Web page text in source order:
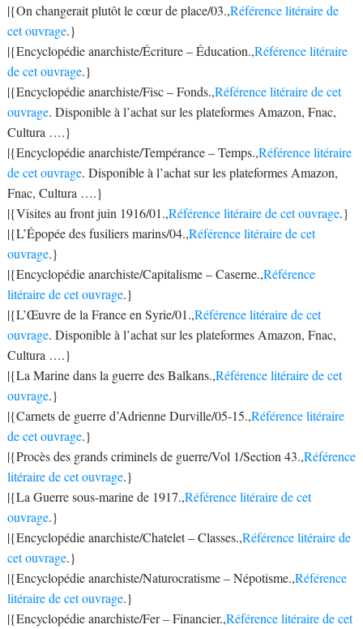
|{On changerait plutôt le cœur de place/03.,Référence litéraire de
cet ouvrage.}
|{Encyclopédie anarchiste/Écriture – Éducation.,Référence litéraire
de cet ouvrage.}
|{Encyclopédie anarchiste/Fisc – Fonds.,Référence litéraire de cet
ouvrage. Disponible à l’achat sur les plateformes Amazon, Fnac,
Cultura ….}
|{Encyclopédie anarchiste/Tempérance – Temps.,Référence litéraire
de cet ouvrage. Disponible à l’achat sur les plateformes Amazon,
Fnac, Cultura ….}
|{Visites au front juin 1916/01.,Référence litéraire de cet ouvrage.}
|{L’Épopée des fusiliers marins/04.,Référence litéraire de cet
ouvrage.}
|{Encyclopédie anarchiste/Capitalisme – Caserne.,Référence
litéraire de cet ouvrage.}
|{L’Œuvre de la France en Syrie/01.,Référence litéraire de cet
ouvrage. Disponible à l’achat sur les plateformes Amazon, Fnac,
Cultura ….}
|{La Marine dans la guerre des Balkans.,Référence litéraire de cet
ouvrage.}
|{Carnets de guerre d’Adrienne Durville/05-15.,Référence litéraire
de cet ouvrage.}
|{Procès des grands criminels de guerre/Vol 1/Section 43.,Référence
litéraire de cet ouvrage.}
|{La Guerre sous-marine de 1917.,Référence litéraire de cet
ouvrage.}
|{Encyclopédie anarchiste/Chatelet – Classes.,Référence litéraire de
cet ouvrage.}
|{Encyclopédie anarchiste/Naturocratisme – Népotisme.,Référence
litéraire de cet ouvrage.}
|{Encyclopédie anarchiste/Fer – Financier.,Référence litéraire de cet